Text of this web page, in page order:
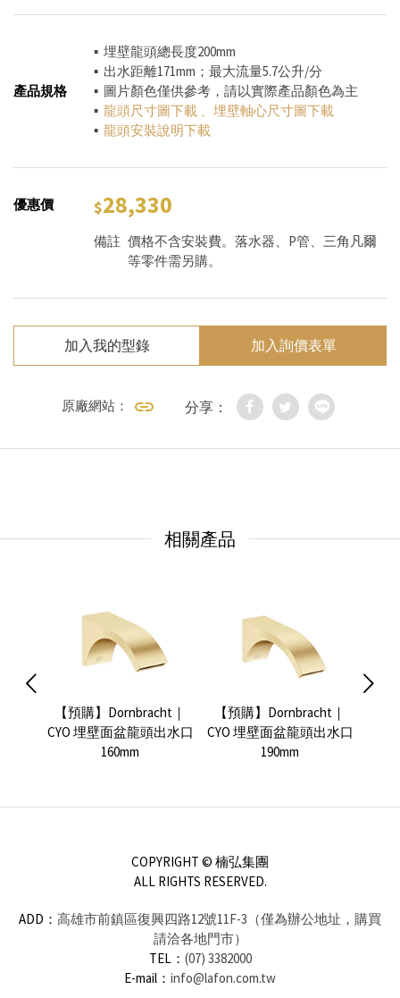
產品規格
▪ 埋壁龍頭總長度200mm
▪ 出水距離171mm；最大流量5.7公升/分
▪ 圖片顏色僅供參考，請以實際產品顏色為主
▪ 龍頭尺寸圖下載 、 埋壁軸心尺寸圖下載
▪ 龍頭安裝說明下載
優惠價 28,330
備註 價格不含安裝費。落水器、P管、三角凡爾
等零件需另購。
加入我的型錄 加入詢價表單
原廠網站： 分享：
相關產品
【預購】Dornbracht｜
CYO 埋壁面盆龍頭出水口
160mm
【預購】Dornbracht｜
CYO 埋壁面盆龍頭出水口
190mm
COPYRIGHT © 楠弘集團
ALL RIGHTS RESERVED.
ADD： 高雄市前鎮區復興四路12號11F-3（僅為辦公地址，購買
請洽各地門市）
TEL： (07) 3382000
E-mail： info@lafon.com.tw